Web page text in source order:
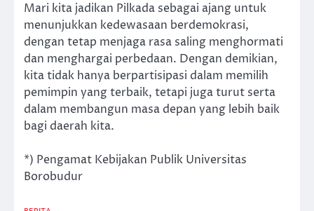
Mari kita jadikan Pilkada sebagai ajang untuk
menunjukkan kedewasaan berdemokrasi,
dengan tetap menjaga rasa saling menghormati
dan menghargai perbedaan. Dengan demikian,
kita tidak hanya berpartisipasi dalam memilih
pemimpin yang terbaik, tetapi juga turut serta
dalam membangun masa depan yang lebih baik
bagi daerah kita.
*) Pengamat Kebijakan Publik Universitas
Borobudur